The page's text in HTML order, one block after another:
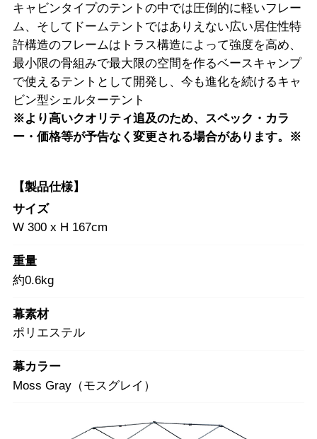
キャビンタイプのテントの中では圧倒的に軽いフレー
ム、そしてドームテントではありえない広い居住性特
許構造のフレームはトラス構造によって強度を高め、
最小限の骨組みで最大限の空間を作るベースキャンプ
で使えるテントとして開発し、今も進化を続けるキャ
ビン型シェルターテント
※より高いクオリティ追及のため、スペック・カラ
ー・価格等が予告なく変更される場合があります。※
【製品仕様】
サイズ
W 300 x H 167cm
重量
約0.6kg
幕素材
ポリエステル
幕カラー
Moss Gray（モスグレイ）